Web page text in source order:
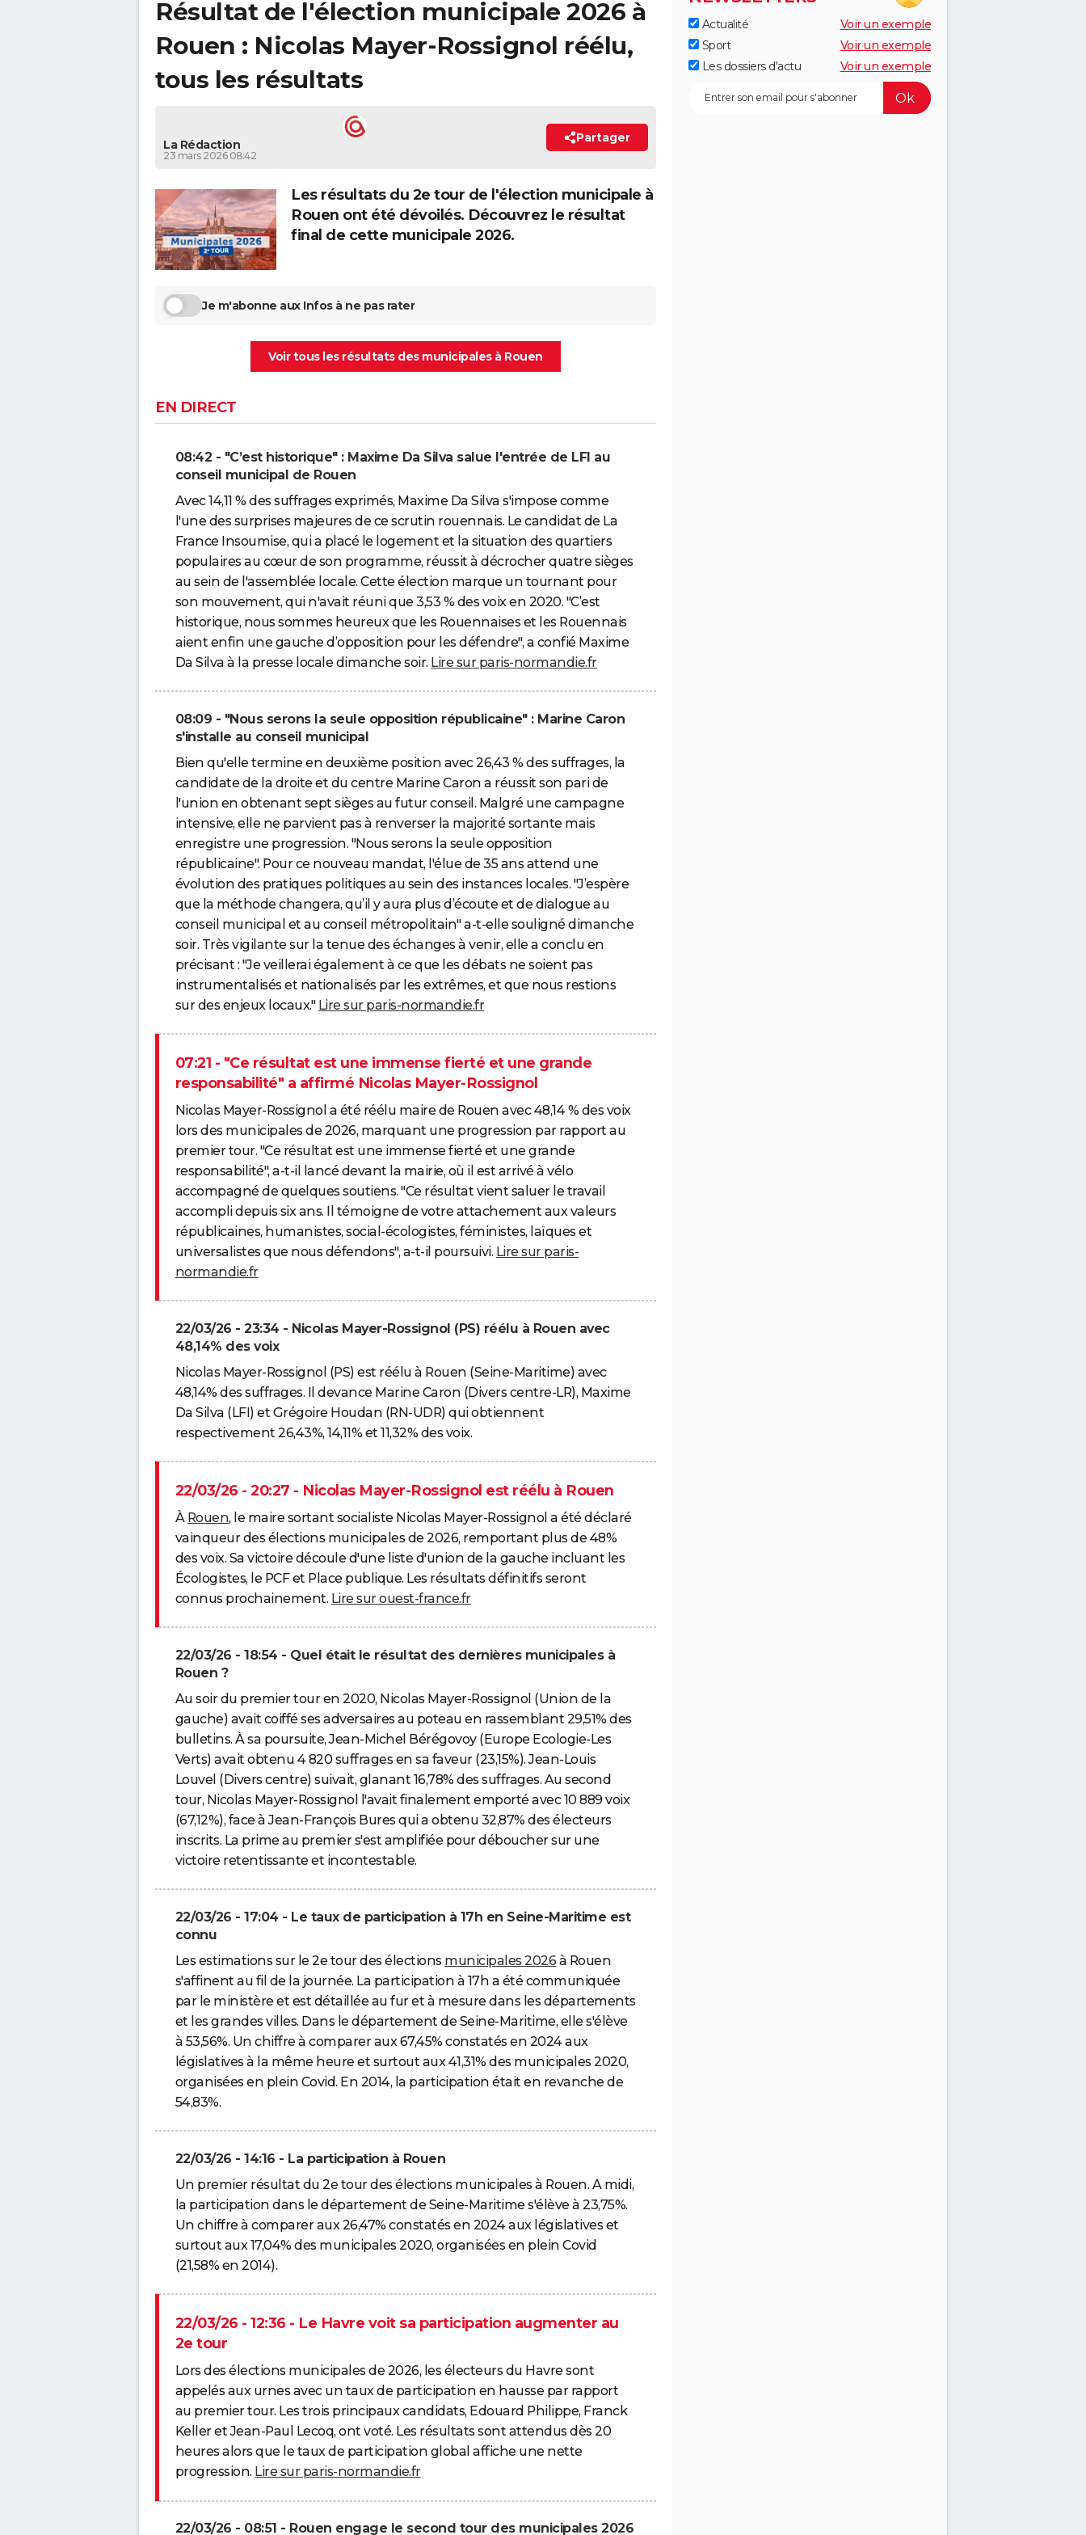
Résultat de l'élection municipale 2026 à
Rouen : Nicolas Mayer-Rossignol réélu,
tous les résultats
La Rédaction
23 mars 2026 08:42
Partager
Les résultats du 2e tour de l'élection municipale à
Rouen ont été dévoilés. Découvrez le résultat
final de cette municipale 2026.
Je m'abonne aux Infos à ne pas rater
Voir tous les résultats des municipales à Rouen
EN DIRECT
08:42 - "C’est historique" : Maxime Da Silva salue l'entrée de LFI au
conseil municipal de Rouen
Avec 14,11 % des suffrages exprimés, Maxime Da Silva s'impose comme
l'une des surprises majeures de ce scrutin rouennais. Le candidat de La
France Insoumise, qui a placé le logement et la situation des quartiers
populaires au cœur de son programme, réussit à décrocher quatre sièges
au sein de l'assemblée locale. Cette élection marque un tournant pour
son mouvement, qui n'avait réuni que 3,53 % des voix en 2020. "C’est
historique, nous sommes heureux que les Rouennaises et les Rouennais
aient enfin une gauche d’opposition pour les défendre", a confié Maxime
Da Silva à la presse locale dimanche soir. Lire sur paris-normandie.fr
08:09 - "Nous serons la seule opposition républicaine" : Marine Caron
s'installe au conseil municipal
Bien qu'elle termine en deuxième position avec 26,43 % des suffrages, la
candidate de la droite et du centre Marine Caron a réussit son pari de
l'union en obtenant sept sièges au futur conseil. Malgré une campagne
intensive, elle ne parvient pas à renverser la majorité sortante mais
enregistre une progression. "Nous serons la seule opposition
républicaine". Pour ce nouveau mandat, l'élue de 35 ans attend une
évolution des pratiques politiques au sein des instances locales. "J’espère
que la méthode changera, qu’il y aura plus d’écoute et de dialogue au
conseil municipal et au conseil métropolitain" a-t-elle souligné dimanche
soir. Très vigilante sur la tenue des échanges à venir, elle a conclu en
précisant : "Je veillerai également à ce que les débats ne soient pas
instrumentalisés et nationalisés par les extrêmes, et que nous restions
sur des enjeux locaux." Lire sur paris-normandie.fr
07:21 - "Ce résultat est une immense fierté et une grande
responsabilité" a affirmé Nicolas Mayer-Rossignol
Nicolas Mayer-Rossignol a été réélu maire de Rouen avec 48,14 % des voix
lors des municipales de 2026, marquant une progression par rapport au
premier tour. "Ce résultat est une immense fierté et une grande
responsabilité", a-t-il lancé devant la mairie, où il est arrivé à vélo
accompagné de quelques soutiens. "Ce résultat vient saluer le travail
accompli depuis six ans. Il témoigne de votre attachement aux valeurs
républicaines, humanistes, social-écologistes, féministes, laïques et
universalistes que nous défendons", a-t-il poursuivi. Lire sur paris-
normandie.fr
22/03/26 - 23:34 - Nicolas Mayer-Rossignol (PS) réélu à Rouen avec
48,14% des voix
Nicolas Mayer-Rossignol (PS) est réélu à Rouen (Seine-Maritime) avec
48,14% des suffrages. Il devance Marine Caron (Divers centre-LR), Maxime
Da Silva (LFI) et Grégoire Houdan (RN-UDR) qui obtiennent
respectivement 26,43%, 14,11% et 11,32% des voix.
22/03/26 - 20:27 - Nicolas Mayer-Rossignol est réélu à Rouen
À Rouen, le maire sortant socialiste Nicolas Mayer-Rossignol a été déclaré
vainqueur des élections municipales de 2026, remportant plus de 48%
des voix. Sa victoire découle d'une liste d'union de la gauche incluant les
Écologistes, le PCF et Place publique. Les résultats définitifs seront
connus prochainement. Lire sur ouest-france.fr
22/03/26 - 18:54 - Quel était le résultat des dernières municipales à
Rouen ?
Au soir du premier tour en 2020, Nicolas Mayer-Rossignol (Union de la
gauche) avait coiffé ses adversaires au poteau en rassemblant 29,51% des
bulletins. À sa poursuite, Jean-Michel Bérégovoy (Europe Ecologie-Les
Verts) avait obtenu 4 820 suffrages en sa faveur (23,15%). Jean-Louis
Louvel (Divers centre) suivait, glanant 16,78% des suffrages. Au second
tour, Nicolas Mayer-Rossignol l'avait finalement emporté avec 10 889 voix
(67,12%), face à Jean-François Bures qui a obtenu 32,87% des électeurs
inscrits. La prime au premier s'est amplifiée pour déboucher sur une
victoire retentissante et incontestable.
22/03/26 - 17:04 - Le taux de participation à 17h en Seine-Maritime est
connu
Les estimations sur le 2e tour des élections municipales 2026 à Rouen
s'affinent au fil de la journée. La participation à 17h a été communiquée
par le ministère et est détaillée au fur et à mesure dans les départements
et les grandes villes. Dans le département de Seine-Maritime, elle s'élève
à 53,56%. Un chiffre à comparer aux 67,45% constatés en 2024 aux
législatives à la même heure et surtout aux 41,31% des municipales 2020,
organisées en plein Covid. En 2014, la participation était en revanche de
54,83%.
22/03/26 - 14:16 - La participation à Rouen
Un premier résultat du 2e tour des élections municipales à Rouen. A midi,
la participation dans le département de Seine-Maritime s'élève à 23,75%.
Un chiffre à comparer aux 26,47% constatés en 2024 aux législatives et
surtout aux 17,04% des municipales 2020, organisées en plein Covid
(21,58% en 2014).
22/03/26 - 12:36 - Le Havre voit sa participation augmenter au
2e tour
Lors des élections municipales de 2026, les électeurs du Havre sont
appelés aux urnes avec un taux de participation en hausse par rapport
au premier tour. Les trois principaux candidats, Edouard Philippe, Franck
Keller et Jean-Paul Lecoq, ont voté. Les résultats sont attendus dès 20
heures alors que le taux de participation global affiche une nette
progression. Lire sur paris-normandie.fr
22/03/26 - 08:51 - Rouen engage le second tour des municipales 2026
Actualité
Voir un exemple
Sport
Voir un exemple
Les dossiers d'actu
Voir un exemple